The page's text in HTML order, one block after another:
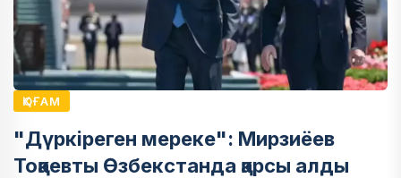
ҚОҒАМ
"Дүркіреген мереке": Мирзиёев
Тоқаевты Өзбекстанда қарсы алды